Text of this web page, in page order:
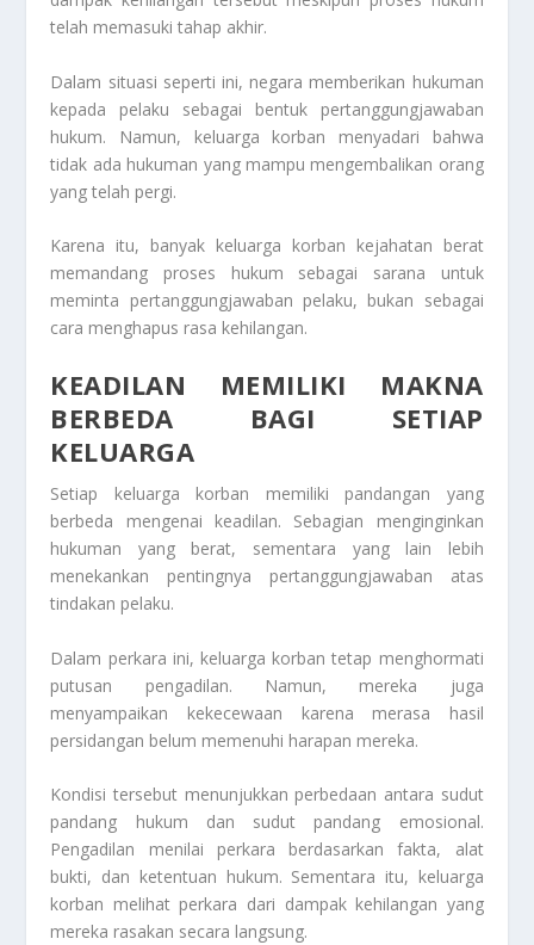
telah memasuki tahap akhir.
Dalam situasi seperti ini, negara memberikan hukuman
kepada pelaku sebagai bentuk pertanggungjawaban
hukum. Namun, keluarga korban menyadari bahwa
tidak ada hukuman yang mampu mengembalikan orang
yang telah pergi.
Karena itu, banyak keluarga korban kejahatan berat
memandang proses hukum sebagai sarana untuk
meminta pertanggungjawaban pelaku, bukan sebagai
cara menghapus rasa kehilangan.
KEADILAN MEMILIKI MAKNA
BERBEDA BAGI SETIAP
KELUARGA
Setiap keluarga korban memiliki pandangan yang
berbeda mengenai keadilan. Sebagian menginginkan
hukuman yang berat, sementara yang lain lebih
menekankan pentingnya pertanggungjawaban atas
tindakan pelaku.
Dalam perkara ini, keluarga korban tetap menghormati
putusan pengadilan. Namun, mereka juga
menyampaikan kekecewaan karena merasa hasil
persidangan belum memenuhi harapan mereka.
Kondisi tersebut menunjukkan perbedaan antara sudut
pandang hukum dan sudut pandang emosional.
Pengadilan menilai perkara berdasarkan fakta, alat
bukti, dan ketentuan hukum. Sementara itu, keluarga
korban melihat perkara dari dampak kehilangan yang
mereka rasakan secara langsung.